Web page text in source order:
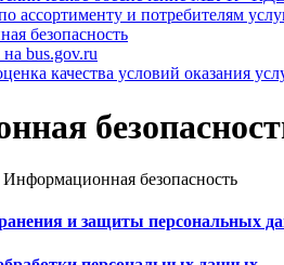
ассортименту и потребителям
безопасность
bus.gov.ru
качества условий оказания
Информационная безопасность
и защиты персональных